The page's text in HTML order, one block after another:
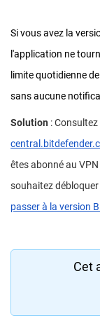
Si vous avez la
l'application ne
limite quotidienne
sans aucune
Solution :
êtes abonné au
souhaitez
passer à la version
Cet